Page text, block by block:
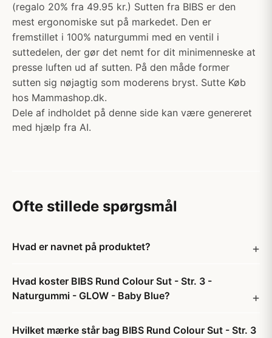
(regalo 20% fra 49.95 kr.) Sutten fra BIBS er den
mest ergonomiske sut på markedet. Den er
fremstillet i 100% naturgummi med en ventil i
suttedelen, der gør det nemt for dit minimenneske at
presse luften ud af sutten. På den måde former
sutten sig nøjagtig som moderens bryst. Sutte Køb
hos Mammashop.dk.
Dele af indholdet på denne side kan være genereret
med hjælp fra AI.
Ofte stillede spørgsmål
Hvad er navnet på produktet?
Hvad koster BIBS Rund Colour Sut - Str. 3 -
Naturgummi - GLOW - Baby Blue?
Hvilket mærke står bag BIBS Rund Colour Sut - Str. 3